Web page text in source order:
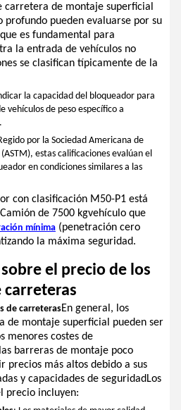
carretera de montaje superficial
profundo pueden evaluarse por su
es fundamental para
la entrada de vehículos no
se clasifican típicamente de la
la capacidad del bloqueador para
vehículos de peso específico a
por la Sociedad Americana de
estas calificaciones evalúan el
en condiciones similares a las
con clasificación M50-P1 está
Camión de 7500 kgvehículo que
mínima (penetración cero
la máxima seguridad.
el precio de los
carreteras
de carreterasEn general, los
de montaje superficial pueden ser
menores costes de
barreras de montaje poco
precios más altos debido a sus
y capacidades de seguridadLos
precio incluyen: